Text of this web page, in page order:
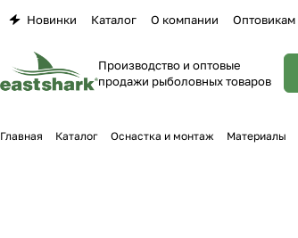
Новинки Каталог О компании Оптовикам
Производство и оптовые
продажи рыболовных товаров
Главная Каталог Оснастка и монтаж Материалы